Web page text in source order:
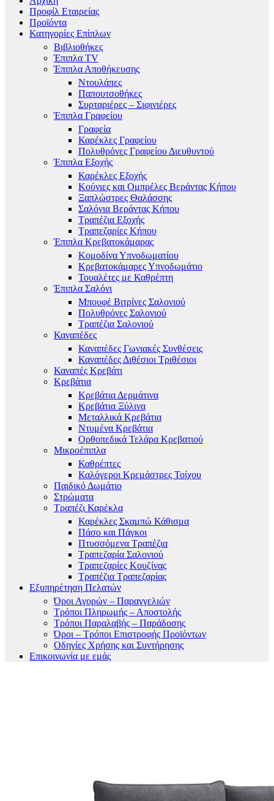
Προφίλ Εταιρείας
Προϊόντα
Κατηγορίες Επίπλων
Βιβλιοθήκες
Έπιπλα TV
Έπιπλα Αποθήκευσης
Ντουλάπες
Παπουτσοθήκες
Συρταριέρες – Σιφινιέρες
Έπιπλα Γραφείου
Γραφεία
Καρέκλες Γραφείου
Πολυθρόνες Γραφείου Διευθυντού
Έπιπλα Εξοχής
Καρέκλες Εξοχής
Κούνιες και Ομπρέλες Βεράντας Κήπου
Ξαπλώστρες Θαλάσσης
Σαλόνια Βεράντας Κήπου
Τραπέζια Εξοχής
Τραπεζαρίες Κήπου
Έπιπλα Κρεβατοκάμαρας
Κομοδίνα Υπνοδωματίου
Κρεβατοκάμαρες Υπνοδωμάτιο
Τουαλέτες με Καθρέπτη
Έπιπλα Σαλόνι
Μπουφέ Βιτρίνες Σαλονιού
Πολυθρόνες Σαλονιού
Τραπέζια Σαλονιού
Καναπέδες
Καναπέδες Γωνιακές Συνθέσεις
Καναπέδες Διθέσιοι Τριθέσιοι
Καναπές Κρεβάτι
Κρεβάτια
Κρεβάτια Δερμάτινα
Κρεβάτια Ξύλινα
Μεταλλικά Κρεβάτια
Ντυμένα Κρεβάτια
Ορθοπεδικά Τελάρα Κρεβατιού
Μικροέπιπλα
Καθρέπτες
Καλόγεροι Κρεμάστρες Τοίχου
Παιδικό Δωμάτιο
Στρώματα
Τραπέζι Καρέκλα
Καρέκλες Σκαμπώ Κάθισμα
Πάσο και Πάγκοι
Πτυσσόμενα Τραπέζια
Τραπεζαρία Σαλονιού
Τραπεζαρίες Κουζίνας
Τραπέζια Τραπεζαρίας
Εξυπηρέτηση Πελατών
Όροι Αγορών – Παραγγελιών
Τρόποι Πληρωμής – Αποστολής
Τρόποι Παραλαβής – Παράδοσης
Όροι – Τρόποι Επιστροφής Προϊόντων
Οδηγίες Χρήσης και Συντήρησης
Επικοινωνία με εμάς